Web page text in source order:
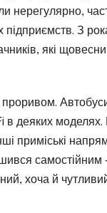
підприємств. З
які
Автобуси
в деяких
приміські
самостійним
хоча й